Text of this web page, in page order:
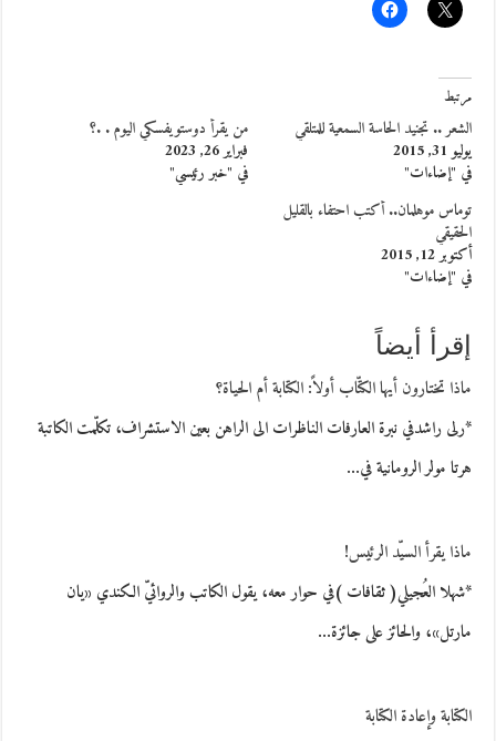
مرتبط
الشعر .. تجنيد الحاسة السمعية للمتلقي
يوليو 31, 2015
في "إضاءات"
من يقرأ دوستويفسكي اليوم . .؟
فبراير 26, 2023
في "خبر رئيسي"
توماس موهلمان.. أكتب احتفاء بالقليل
الحقيقي
أكتوبر 12, 2015
في "إضاءات"
إقرأ أيضاً
ماذا تختارون أيها الكتّاب أولاً: الكتابة أم الحياة؟
*رلى راشدفي نبرة العارفات الناظرات الى الراهن بعين الاستشراف، تكلّمت الكاتبة
هرتا مولر الرومانية في…
ماذا يقرأ السيّد الرئيس!
*شهلا العُجيلي( ثقافات )في حوار معه، يقول الكاتب والروائيّ الكندي «يان
مارتل»، والحائز على جائزة…
الكتابة وإعادة الكتابة